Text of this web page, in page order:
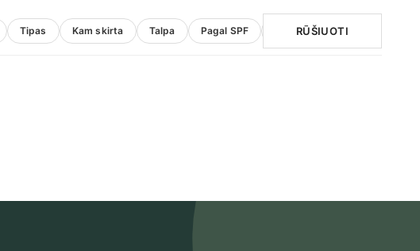
Tipas Kam skirta Talpa Pagal SPF Informacija
RŪŠIUOTI